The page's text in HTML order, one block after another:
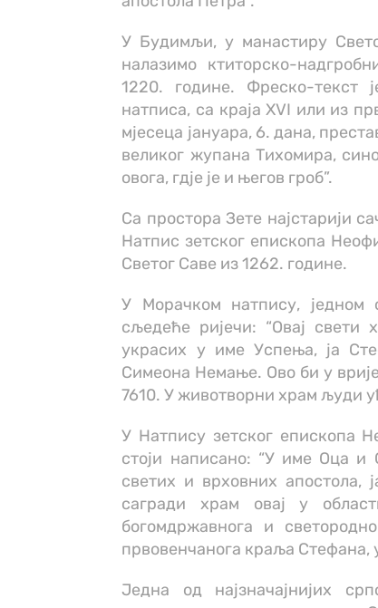
У Будимљи, у манастиру
налазимо ктиторско-
1220. године. Фреско-текст
натписа, са краја XVI или из
мјесеца јануара, 6. дана,
великог жупана Тихомира,
овога, гдје је и његов гроб”.
Са простора Зете најстарији
Натпис зетског епископа
Светог Саве из 1262. године.
У Морачком натпису, једном
сљедеће ријечи: “Овај свети
украсих у име Успења, ја
Симеона Немање. Ово би у
7610. У животворни храм људи
У Натпису зетског епископа
стоји написано: “У име Оца
светих и врховних апостола,
сагради храм овај у
богомдржавнога и
првовенчанога краља Стефана,
Једна од најзначајнијих